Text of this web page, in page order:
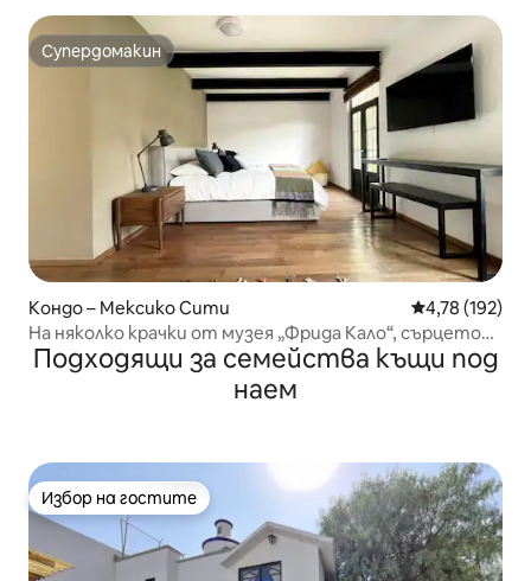
Супердомакин
Супердомакин
Кондо – Мексико Сити Средна
4,78 (192)
На няколко крачки от музея „Фрида Кало“, сърцето
на Койоакан
Подходящи за семейства къщи под
наем
Избор на гостите
Избор на гостите